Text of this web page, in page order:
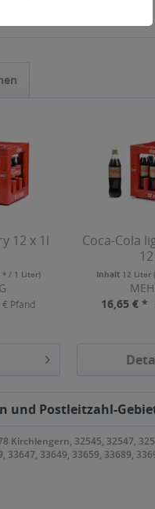
12 x 1l
* / 1 Liter)
Pfand
Coca-Cola
Inhalt 12 Liter
16,65 € *
und Postleitzahl-
Kirchlengern, 32545, 32547,
33649, 33659, 33689,